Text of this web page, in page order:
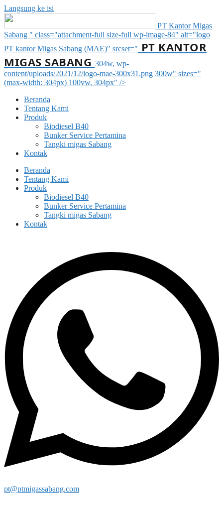
Langsung ke isi
PT Kantor Migas
Sabang " class="attachment-full size-full wp-image-84" alt="logo
PT kantor Migas Sabang (MAE)" srcset=" PT KANTOR
MIGAS SABANG 304w, wp-
content/uploads/2021/12/logo-mae-300x31.png 300w" sizes="
(max-width: 304px) 100vw, 304px" />
Beranda
Tentang Kami
Produk
Biodiesel B40
Bunker Service Pertamina
Tangki migas Sabang
Kontak
Beranda
Tentang Kami
Produk
Biodiesel B40
Bunker Service Pertamina
Tangki migas Sabang
Kontak
pt@ptmigassabang.com